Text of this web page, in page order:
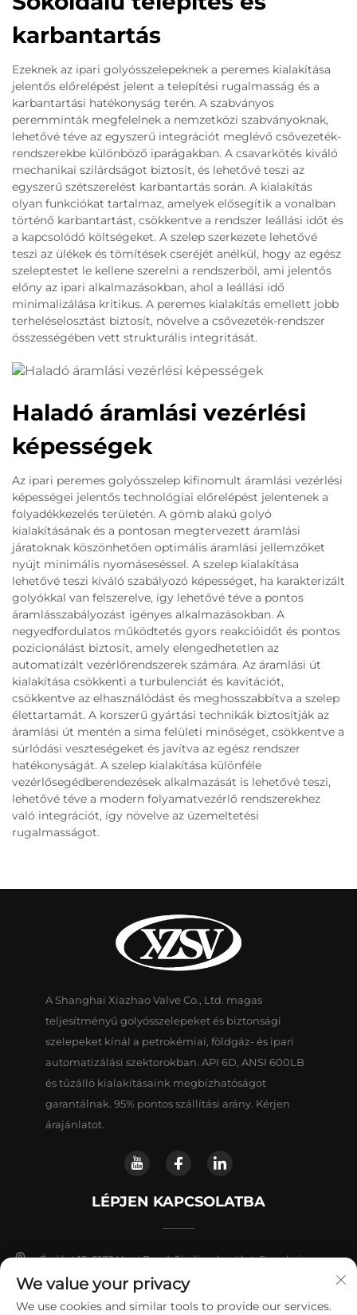
karbantartás
Ezeknek az ipari golyósszelepeknek a peremes kialakítása
jelentős előrelépést jelent a telepítési rugalmasság és a
karbantartási hatékonyság terén. A szabványos
peremminták megfelelnek a nemzetközi szabványoknak,
lehetővé téve az egyszerű integrációt meglévő csővezeték-
rendszerekbe különböző iparágakban. A csavarkötés kiváló
mechanikai szilárdságot biztosít, és lehetővé teszi az
egyszerű szétszerelést karbantartás során. A kialakítás
olyan funkciókat tartalmaz, amelyek elősegítik a vonalban
történő karbantartást, csökkentve a rendszer leállási időt és
a kapcsolódó költségeket. A szelep szerkezete lehetővé
teszi az ülékek és tömítések cseréjét anélkül, hogy az egész
szeleptestet le kellene szerelni a rendszerből, ami jelentős
előny az ipari alkalmazásokban, ahol a leállási idő
minimalizálása kritikus. A peremes kialakítás emellett jobb
terheléselosztást biztosít, növelve a csővezeték-rendszer
összességében vett strukturális integritását.
Haladó áramlási vezérlési
képességek
Az ipari peremes golyósszelep kifinomult áramlási vezérlési
képességei jelentős technológiai előrelépést jelentenek a
folyadékkezelés területén. A gömb alakú golyó
kialakításának és a pontosan megtervezett áramlási
járatoknak köszönhetően optimális áramlási jellemzőket
nyújt minimális nyomáseséssel. A szelep kialakítása
lehetővé teszi kiváló szabályozó képességet, ha karakterizált
golyókkal van felszerelve, így lehetővé téve a pontos
áramlásszabályozást igényes alkalmazásokban. A
negyedfordulatos működtetés gyors reakcióidőt és pontos
pozicionálást biztosít, amely elengedhetetlen az
automatizált vezérlőrendszerek számára. Az áramlási út
kialakítása csökkenti a turbulenciát és kavitációt,
csökkentve az elhasználódást és meghosszabbítva a szelep
élettartamát. A korszerű gyártási technikák biztosítják az
áramlási út mentén a sima felületi minőséget, csökkentve a
súrlódási veszteségeket és javítva az egész rendszer
hatékonyságát. A szelep kialakítása különféle
vezérlősegédberendezések alkalmazását is lehetővé teszi,
lehetővé téve a modern folyamatvezérlő rendszerekhez
való integrációt, így növelve az üzemeltetési
rugalmasságot.
A Shanghai Xiazhao Valve Co., Ltd. magas
teljesítményű golyósszelepeket és biztonsági
szelepeket kínál a petrokémiai, földgáz- és ipari
automatizálási szektorokban. API 6D, ANSI 600LB
és tűzálló kialakításaink megbízhatóságot
garantálnak. 95% pontos szállítási arány. Kérjen
árajánlatot.
LÉPJEN KAPCSOLATBA
Épület 12, 6133 Huyi Road, Jiading kerület, Sanghaj
+86-18018653319
We value your privacy
We use cookies and similar tools to provide our services.